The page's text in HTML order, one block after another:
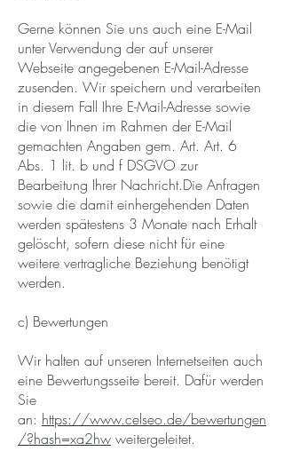
Gerne können Sie uns auch eine E-Mail
unter Verwendung der auf unserer
Webseite angegebenen E-Mail-Adresse
zusenden. Wir speichern und verarbeiten
in diesem Fall Ihre E-Mail-Adresse sowie
die von Ihnen im Rahmen der E-Mail
gemachten Angaben gem. Art. Art. 6
Abs. 1 lit. b und f DSGVO zur
Bearbeitung Ihrer Nachricht.Die Anfragen
sowie die damit einhergehenden Daten
werden spätestens 3 Monate nach Erhalt
gelöscht, sofern diese nicht für eine
weitere vertragliche Beziehung benötigt
werden.
c) Bewertungen
Wir halten auf unseren Internetseiten auch
eine Bewertungsseite bereit. Dafür werden
Sie
an: https://www.celseo.de/bewertungen
/?hash=xa2hw weitergeleitet.